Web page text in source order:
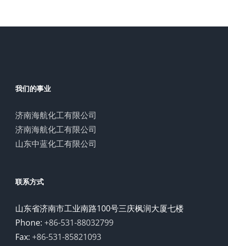
我们的事业
济南海航化工有限公司
济南海航化工有限公司
山东中蓝化工有限公司
联系方式
山东省济南市工业南路100号三庆枫润大厦七楼
Phone: +86-531-88032799
Fax: +86-531-85821093